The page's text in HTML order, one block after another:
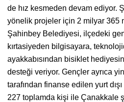
de hız kesmeden devam ediyor.
yönelik projeler için 2 milyar 365
Şahinbey Belediyesi, ilçedeki
kırtasiyeden bilgisayara,
ayakkabısından bisiklet
desteği veriyor. Gençler ayrıca
tarafından finanse edilen yurt
227 toplamda kişi ile Çanakkale